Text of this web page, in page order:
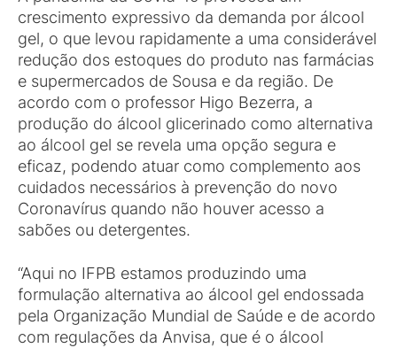
crescimento expressivo da demanda por álcool
gel, o que levou rapidamente a uma considerável
redução dos estoques do produto nas farmácias
e supermercados de Sousa e da região. De
acordo com o professor Higo Bezerra, a
produção do álcool glicerinado como alternativa
ao álcool gel se revela uma opção segura e
eficaz, podendo atuar como complemento aos
cuidados necessários à prevenção do novo
Coronavírus quando não houver acesso a
sabões ou detergentes.
“Aqui no IFPB estamos produzindo uma
formulação alternativa ao álcool gel endossada
pela Organização Mundial de Saúde e de acordo
com regulações da Anvisa, que é o álcool